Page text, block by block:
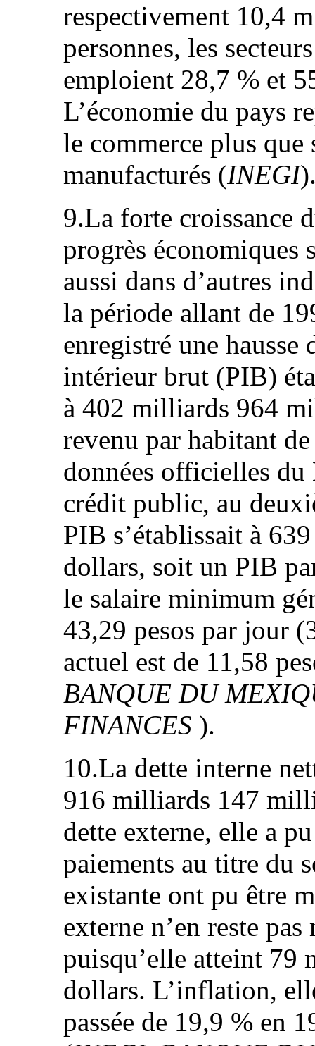
respectivement 10,4
personnes, les
emploient 28,7 % et
L’économie du pays
le commerce plus
manufacturés (INEGI
9.La forte croissance
progrès économiques
aussi dans d’autres
la période allant de
enregistré une
intérieur brut (PIB)
à 402 milliards 964
revenu par habitant
données officielles
crédit public, au
PIB s’établissait à
dollars, soit un PIB
le salaire minimum
43,29 pesos par jour
actuel est de 11,58
BANQUE DU
FINANCES ).
10.La dette interne
916 milliards 147
dette externe, elle a
paiements au titre du
existante ont pu être
externe n’en reste
puisqu’elle atteint
dollars. L’inflation,
passée de 19,9 % en